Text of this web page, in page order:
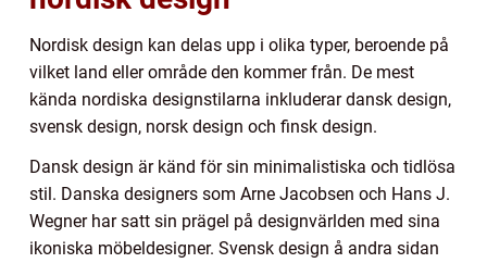
Nordisk design kan delas upp i olika typer, beroende på
vilket land eller område den kommer från. De mest
kända nordiska designstilarna inkluderar dansk design,
svensk design, norsk design och finsk design.
Dansk design är känd för sin minimalistiska och tidlösa
stil. Danska designers som Arne Jacobsen och Hans J.
Wegner har satt sin prägel på designvärlden med sina
ikoniska möbeldesigner. Svensk design å andra sidan